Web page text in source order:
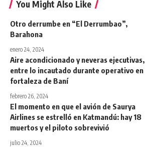
You Might Also Like
Otro derrumbe en “El Derrumbao”,
Barahona
enero 24, 2024
Aire acondicionado y neveras ejecutivas,
entre lo incautado durante operativo en
fortaleza de Baní
febrero 26, 2024
El momento en que el avión de Saurya
Airlines se estrelló en Katmandú: hay 18
muertos y el piloto sobrevivió
julio 24, 2024